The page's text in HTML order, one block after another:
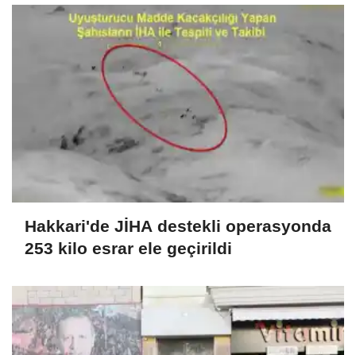
Hakkari'de JİHA destekli operasyonda
253 kilo esrar ele geçirildi